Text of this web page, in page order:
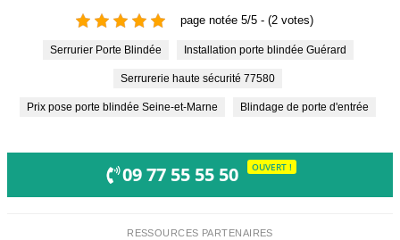
page notée 5/5 - (2 votes)
Serrurier Porte Blindée Installation porte blindée Guérard
Serrurerie haute sécurité 77580
Prix pose porte blindée Seine-et-Marne Blindage de porte d'entrée
09 77 55 55 50 OUVERT !
RESSOURCES PARTENAIRES